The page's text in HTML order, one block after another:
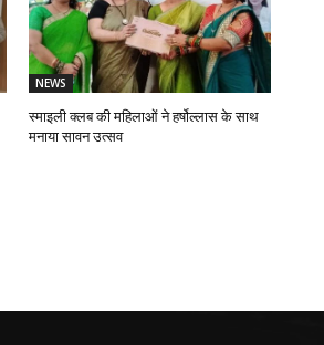
NEWS
स्माइली क्लब की महिलाओं ने हर्षोल्लास के साथ
मनाया सावन उत्सव